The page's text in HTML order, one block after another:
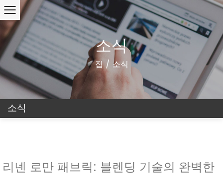
소식
집/ 소식
소식
리넨 로만 패브릭: 블렌딩 기술의 완벽한